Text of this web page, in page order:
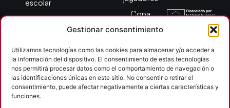
Gestionar consentimiento
Utilizamos tecnologías como las cookies para almacenar y/o acceder a
la información del dispositivo. El consentimiento de estas tecnologías
nos permitirá procesar datos como el comportamiento de navegación o
las identificaciones únicas en este sitio. No consentir o retirar el
consentimiento, puede afectar negativamente a ciertas características y
funciones.
escolar
Copa
presidente
escolar
Campeonato
provincial
León